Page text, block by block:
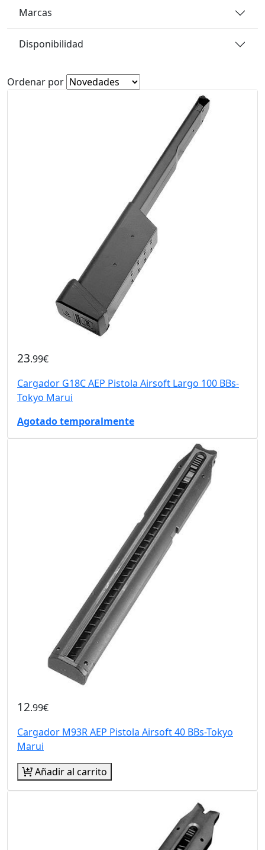
Marcas
Disponibilidad
Ordenar por
23.99€
Cargador G18C AEP Pistola Airsoft Largo 100 BBs-
Tokyo Marui
Agotado temporalmente
12.99€
Cargador M93R AEP Pistola Airsoft 40 BBs-Tokyo
Marui
Añadir al carrito